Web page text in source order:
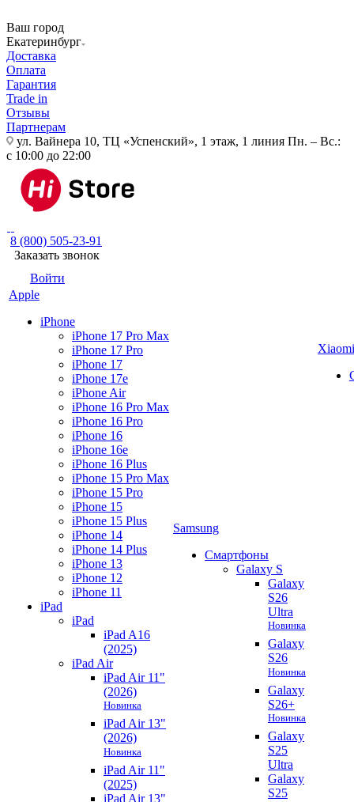
Ваш город
Екатеринбург
Доставка
Оплата
Гарантия
Trade in
Отзывы
Партнерам
ул. Вайнера 10, ТЦ «Успенский», 1 этаж, 1 линия Пн. – Вс.:
с 10:00 до 22:00
8 (800) 505-23-91
Заказать звонок
Войти
Apple
iPhone
iPhone 17 Pro Max
iPhone 17 Pro
iPhone 17
iPhone 17e
iPhone Air
iPhone 16 Pro Max
iPhone 16 Pro
iPhone 16
iPhone 16e
iPhone 16 Plus
iPhone 15 Pro Max
iPhone 15 Pro
iPhone 15
iPhone 15 Plus
iPhone 14
iPhone 14 Plus
iPhone 13
iPhone 12
iPhone 11
iPad
iPad
iPad A16
(2025)
iPad Air
iPad Air 11"
(2026)
Новинка
iPad Air 13"
(2026)
Новинка
iPad Air 11"
(2025)
iPad Air 13"
Samsung
Смартфоны
Galaxy S
Galaxy
S26
Ultra
Новинка
Galaxy
S26
Новинка
Galaxy
S26+
Новинка
Galaxy
S25
Ultra
Galaxy
S25
Xiaomi